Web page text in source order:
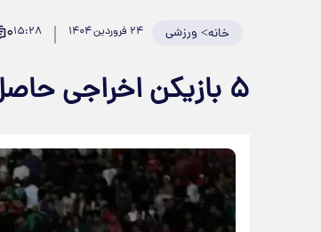
خانه> ورزشی ۲۴ فروردین ۱۴۰۴ ۱۵:۲۸۰
۵ بازیکن اخراجی حاصل تقابل پرسپولیس و نساجی